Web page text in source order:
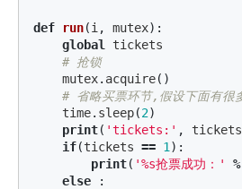
def run(i , mutex):
global
tickets
mutex. acquire()
time. sleep(2)
print( 'tickets:' , tickets
if(tickets == 1 ):
print( '%s抢票成功：' %
else
: